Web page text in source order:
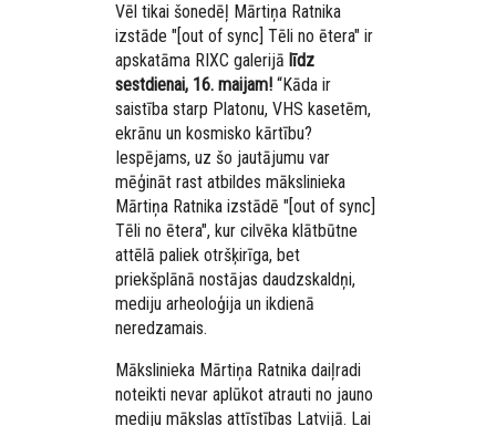
Vēl tikai šonedēļ Mārtiņa Ratnika
izstāde "[out of sync] Tēli no ētera" ir
apskatāma RIXC galerijā līdz
sestdienai, 16. maijam! “Kāda ir
saistība starp Platonu, VHS kasetēm,
ekrānu un kosmisko kārtību?
Iespējams, uz šo jautājumu var
mēģināt rast atbildes mākslinieka
Mārtiņa Ratnika izstādē "[out of sync]
Tēli no ētera", kur cilvēka klātbūtne
attēlā paliek otršķirīga, bet
priekšplānā nostājas daudzskaldņi,
mediju arheoloģija un ikdienā
neredzamais.
Mākslinieka Mārtiņa Ratnika daiļradi
noteikti nevar aplūkot atrauti no jauno
mediju mākslas attīstības Latvijā. Lai